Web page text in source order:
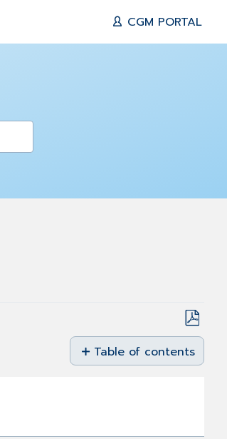
CGM PORTAL
Save
as
PDF
Table of contents